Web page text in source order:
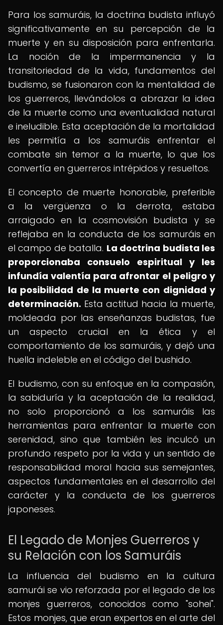
Para los samuráis, la doctrina budista influyó
significativamente en su percepción de la
muerte y en su disposición para enfrentarla.
La noción de la impermanencia y la
transitoriedad de la vida, fundamentos del
budismo, se fusionaron con la mentalidad de
los guerreros, llevándolos a abrazar la idea
de la muerte como una eventualidad natural
e ineludible. Esta aceptación de la mortalidad
les permitía a los samuráis enfrentar el
combate sin temor a la muerte, lo que los
convertía en guerreros intrépidos y resueltos.
El concepto de muerte honorable, preferible
a la vergüenza o la derrota, estaba
arraigado en la cosmovisión budista y se
reflejaba en la conducta de los samuráis en
el campo de batalla. La doctrina budista les
proporcionaba consuelo espiritual y les
infundía valentía para afrontar el peligro y
la posibilidad de la muerte con dignidad y
determinación. Esta actitud hacia la muerte,
moldeada por las enseñanzas budistas, fue
un aspecto crucial en la ética y el
comportamiento de los samuráis, y dejó una
huella indeleble en el código del bushido.
El budismo, con su enfoque en la compasión,
la sabiduría y la aceptación de la realidad,
no solo proporcionó a los samuráis las
herramientas para enfrentar la muerte con
serenidad, sino que también les inculcó un
profundo respeto por la vida y un sentido de
responsabilidad moral hacia sus semejantes,
aspectos fundamentales en el desarrollo del
carácter y la conducta de los guerreros
japoneses.
El Legado de Monjes Guerreros y
su Relación con los Samuráis
La influencia del budismo en la cultura
samurái se vio reforzada por el legado de los
monjes guerreros, conocidos como "sohei".
Estos monjes, que eran expertos en el arte del